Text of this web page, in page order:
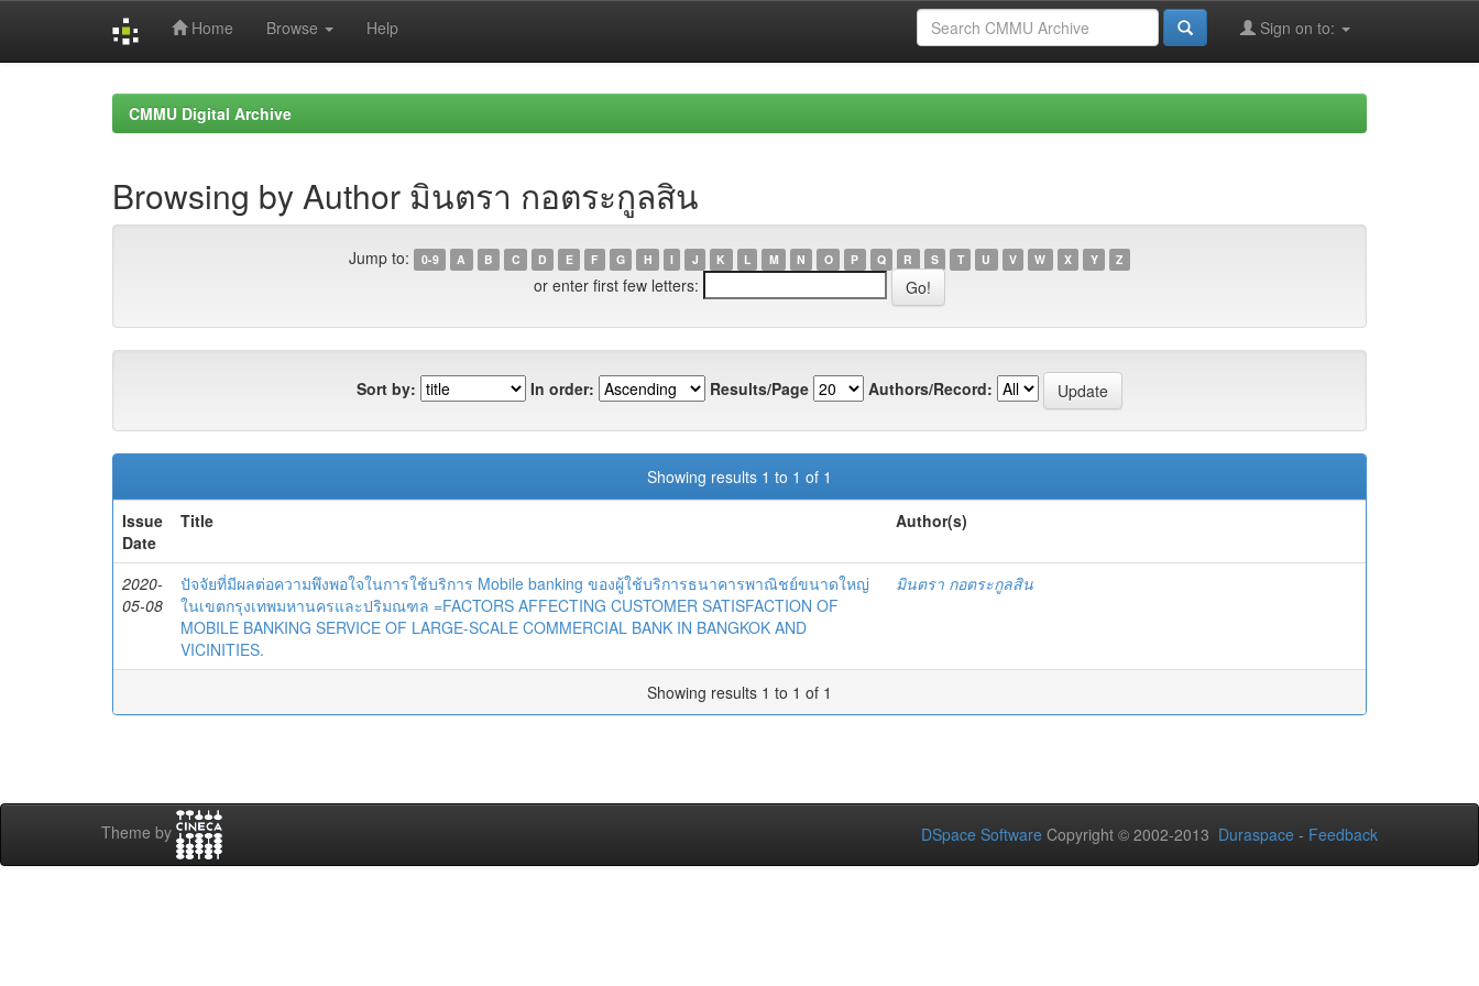
Home Browse Help Sign on to:
CMMU Digital Archive
Browsing by Author มินตรา กอตระกูลสิน
Jump to: 0-9 A B C D E F G H I J K L M N O P Q R S T U V W X Y Z
or enter first few letters:
Sort by: In order: Results/Page Authors/Record:
Showing results 1 to 1 of 1
Issue
Date
Title Author(s)
2020-
05-08
ปัจจัยที่มีผลต่อความพึงพอใจในการใช้บริการ Mobile banking ของผู้ใช้บริการธนาคารพาณิชย์ขนาดใหญ่
ในเขตกรุงเทพมหานครและปริมณฑล =FACTORS AFFECTING CUSTOMER SATISFACTION OF
MOBILE BANKING SERVICE OF LARGE-SCALE COMMERCIAL BANK IN BANGKOK AND
VICINITIES.
มินตรา กอตระกูลสิน
Showing results 1 to 1 of 1
Theme by DSpace Software Copyright © 2002-2013 Duraspace - Feedback